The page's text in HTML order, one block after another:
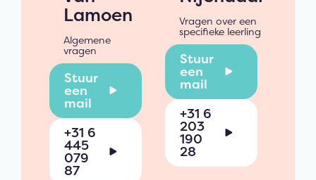
Lamoen
Algemene
vragen
Stuur
een
mail
+31 6
445
079
87
Vragen over een
specifieke leerling
Stuur
een
mail
+31 6
203
190
28